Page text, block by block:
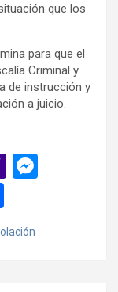
que los
para que el
Criminal y
de instrucción y
a juicio.
Y
o
o
g
o
m